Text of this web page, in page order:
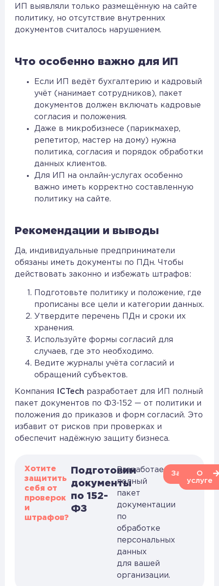
ИП выявляли только размещённую на сайте
политику, но отсутствие внутренних
документов считалось нарушением.
Что особенно важно для ИП
Если ИП ведёт бухгалтерию и кадровый
учёт (нанимает сотрудников), пакет
документов должен включать кадровые
согласия и положения.
Даже в микробизнесе (парикмахер,
репетитор, мастер на дому) нужна
политика, согласия и порядок обработки
данных клиентов.
Для ИП на онлайн-услугах особенно
важно иметь корректно составленную
политику на сайте.
Рекомендации и выводы
Да, индивидуальные предприниматели
обязаны иметь документы по ПДн. Чтобы
действовать законно и избежать штрафов:
Подготовьте политику и положение, где
прописаны все цели и категории данных.
Утвердите перечень ПДн и сроки их
хранения.
Используйте формы согласий для
случаев, где это необходимо.
Ведите журналы учёта согласий и
обращений субъектов.
Компания ICTech разработает для ИП полный
пакет документов по ФЗ-152 — от политики и
положения до приказов и форм согласий. Это
избавит от рисков при проверках и
обеспечит надёжную защиту бизнеса.
Хотите
защитить
себя от
проверок
и
штрафов?
Подготовим
документы
по 152-
ФЗ
Разработаем
полный
пакет
документации
по
обработке
персональных
данных
для вашей
организации.
Заказать
О
услуге